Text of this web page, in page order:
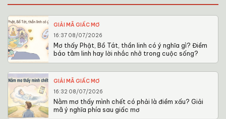
GIẢI MÃ GIẤC MƠ
16:37 08/07/2026
Mơ thấy Phật, Bồ Tát, thần linh có ý nghĩa gì? Điềm
báo tâm linh hay lời nhắc nhở trong cuộc sống?
GIẢI MÃ GIẤC MƠ
16:32 08/07/2026
Nằm mơ thấy mình chết có phải là điềm xấu? Giải
mã ý nghĩa phía sau giấc mơ